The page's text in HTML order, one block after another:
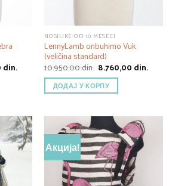
din.Тренутна
цена
8.760,00 din..
NOSILJKE OD 10 MESECI
LennyLamb onbuhimo Vuk
(veličina standard)
10.950,00din. Оригинална
цена
је
била:
10.950,00 din..
8.760,00 din.цена
ДОДАЈ У КОРПУ
Акција!